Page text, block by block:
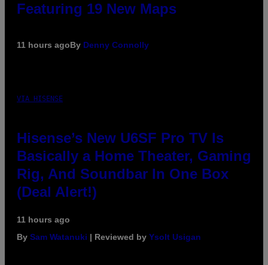
Featuring 19 New Maps
11 hours agoBy Denny Connolly
VIA HISENSE
Hisense’s New U6SF Pro TV Is
Basically a Home Theater, Gaming
Rig, And Soundbar In One Box
(Deal Alert!)
11 hours ago
By Sam Watanuki | Reviewed by Ysolt Usigan